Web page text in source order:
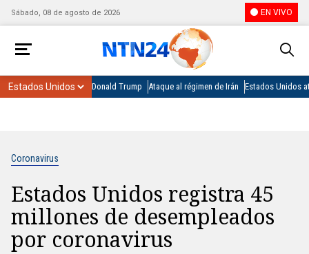
Sábado, 08 de agosto de 2026 EN VIVO
Donald Trump Ataque al régimen de Irán Estados Unidos
Coronavirus
Estados Unidos registra 45
millones de desempleados
por coronavirus